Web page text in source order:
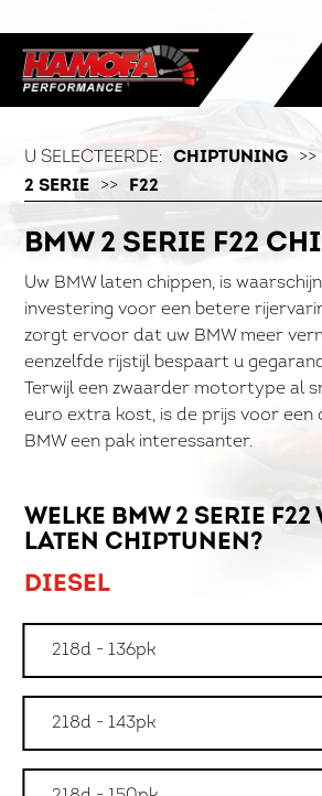
U SELECTEERDE: CHIPTUNING >>
2 SERIE
>> F22
BMW 2 SERIE F22
Uw BMW laten chippen, is
investering voor een betere
zorgt ervoor dat uw BMW meer
eenzelfde rijstijl bespaart u
Terwijl een zwaarder motortype al
euro extra kost, is de prijs voor een
BMW een pak interessanter.
WELKE BMW 2 SERIE F22
LATEN CHIPTUNEN?
DIESEL
218d - 136pk
218d - 143pk